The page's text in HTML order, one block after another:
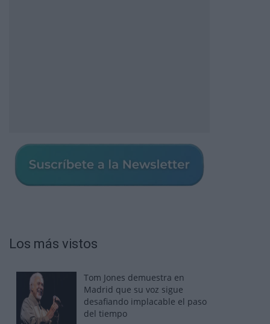
Los más vistos
Tom Jones demuestra en
Madrid que su voz sigue
desafiando implacable el paso
del tiempo